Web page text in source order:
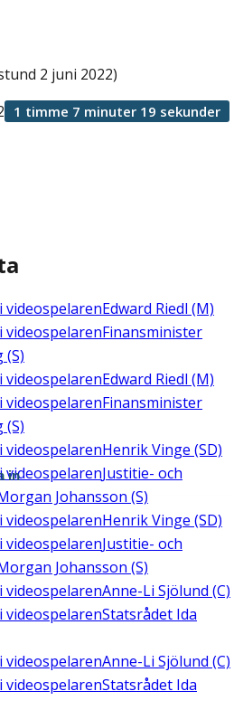
2 juni 2022)
1 timme 7 minuter 19 sekunder
i videospelarenEdward Riedl (M)
i videospelarenFinansminister
(S)
i videospelarenEdward Riedl (M)
i videospelarenFinansminister
(S)
i videospelarenHenrik Vinge (SD)
videospelarenJustitie- och
Johansson (S)
i videospelarenHenrik Vinge (SD)
i videospelarenJustitie- och
Johansson (S)
i videospelarenAnne-Li Sjölund (C)
i videospelarenStatsrådet Ida
i videospelarenAnne-Li Sjölund (C)
i videospelarenStatsrådet Ida
in